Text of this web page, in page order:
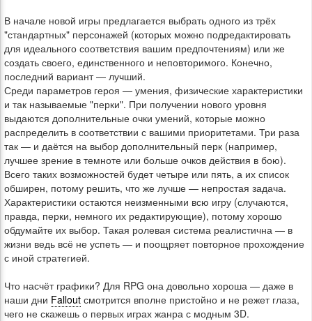
В начале новой игры предлагается выбрать одного из трёх
"стандартных" персонажей (которых можно подредактировать
для идеального соответствия вашим предпочтениям) или же
создать своего, единственного и неповторимого. Конечно,
последний вариант — лучший.
Среди параметров героя — умения, физические характеристики
и так называемые "перки". При получении нового уровня
выдаются дополнительные очки умений, которые можно
распределить в соответствии с вашими приоритетами. Три раза
так — и даётся на выбор дополнительный перк (например,
лучшее зрение в темноте или больше очков действия в бою).
Всего таких возможностей будет четыре или пять, а их список
обширен, потому решить, что же лучше — непростая задача.
Характеристики остаются неизменными всю игру (случаются,
правда, перки, немного их редактирующие), потому хорошо
обдумайте их выбор. Такая ролевая система реалистична — в
жизни ведь всё не успеть — и поощряет повторное прохождение
с иной стратегией.
Что насчёт графики? Для RPG она довольно хороша — даже в
наши дни Fallout смотрится вполне пристойно и не режет глаза,
чего не скажешь о первых играх жанра с модным 3D.